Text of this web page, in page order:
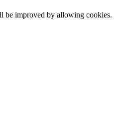
be improved by allowing cookies.